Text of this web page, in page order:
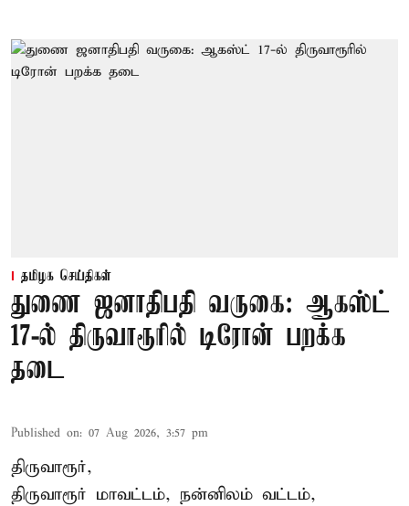
தமிழக செய்திகள்
துணை ஜனாதிபதி வருகை: ஆகஸ்ட்
17-ல் திருவாரூரில் டிரோன் பறக்க
தடை
Published on: 07 Aug 2026, 3:57 pm
திருவாரூர்,
திருவாரூர் மாவட்டம், நன்னிலம் வட்டம்,